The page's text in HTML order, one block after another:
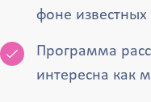
фоне известных
Программа
интересна как